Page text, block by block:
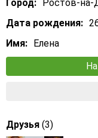
Город: Ростов-на-
Дата рождения:
Имя: Елена
Друзья (3)